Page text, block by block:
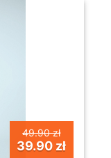
49.90 zł
39.90 zł